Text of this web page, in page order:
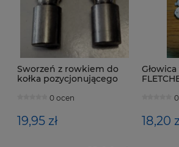
Sworzeń z rowkiem do
kołka pozycjonującego
0 ocen
19,95 zł 18,20